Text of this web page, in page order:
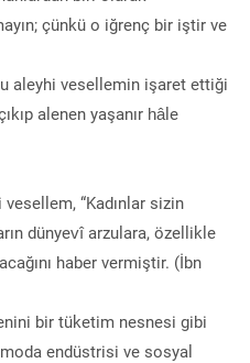
çünkü o iğrenç bir iştir ve
aleyhi vesellemin işaret ettiği
alenen yaşanır hâle
“Kadınlar sizin
dünyevî arzulara, özellikle
haber vermiştir. (İbn
bir tüketim nesnesi gibi
endüstrisi ve sosyal